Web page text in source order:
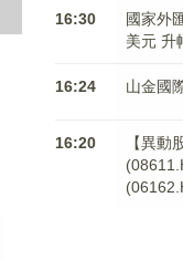
16:30
國家外
美元 升
16:24 山金國
16:20
【異動